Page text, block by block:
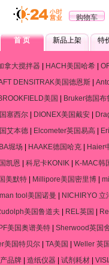
购物车
首 页 新品上架 特
拿大搅拌器| HACH美国哈希|
DENSITRAK美国德恩斯
美国 Bruker德国布
塞西尔 DIONEX美国戴安
艾本德 Elcometer英国易高
堀场 HAAKE德国哈克 Haier
凯恩 科尼卡KONIK| K-MAC韩
美默特| Millipore美国密里博|
tool美国诺曼 NICHIRYO 立
美国鲁道夫 REL英国
美国奥谱美特| Sherwood英国
美国特贝尔 TA美国 Weller 英
品牌 造纸仪器 试剂耗材